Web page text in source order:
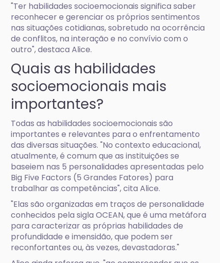
"Ter habilidades socioemocionais significa saber
reconhecer e gerenciar os próprios sentimentos
nas situações cotidianas, sobretudo na ocorrência
de conflitos, na interação e no convívio com o
outro", destaca Alice.
Quais as habilidades
socioemocionais mais
importantes?
Todas as habilidades socioemocionais são
importantes e relevantes para o enfrentamento
das diversas situações. "No contexto educacional,
atualmente, é comum que as instituições se
baseiem nas 5 personalidades apresentadas pelo
Big Five Factors (5 Grandes Fatores) para
trabalhar as competências", cita Alice.
"Elas são organizadas em traços de personalidade
conhecidos pela sigla OCEAN, que é uma metáfora
para caracterizar as próprias habilidades de
profundidade e imensidão, que podem ser
reconfortantes ou, às vezes, devastadoras."